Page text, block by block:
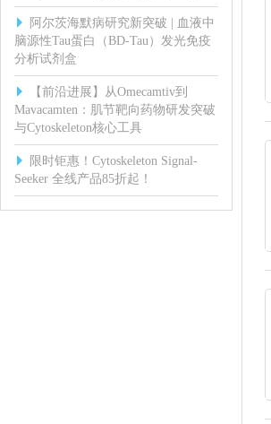
阿尔茨海默病研究新突破 | 血液中
脑源性Tau蛋白（BD-Tau）发光免疫
分析试剂盒
【前沿进展】从Omecamtiv到
Mavacamten：肌节靶向药物研发突破
与Cytoskeleton核心工具
限时钜惠！Cytoskeleton Signal-
Seeker 全线产品85折起！